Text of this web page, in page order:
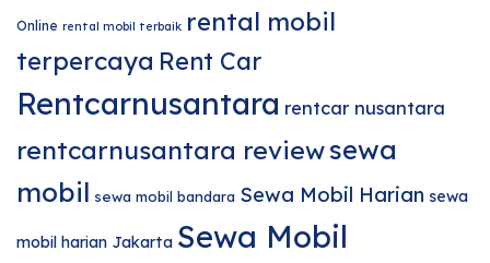
Online rental mobil terbaik rental mobil
terpercaya Rent Car
Rentcarnusantara rentcar nusantara
rentcarnusantara reviewsewa
mobil sewa mobil bandara Sewa Mobil Harian sewa
mobil harian Jakarta Sewa Mobil